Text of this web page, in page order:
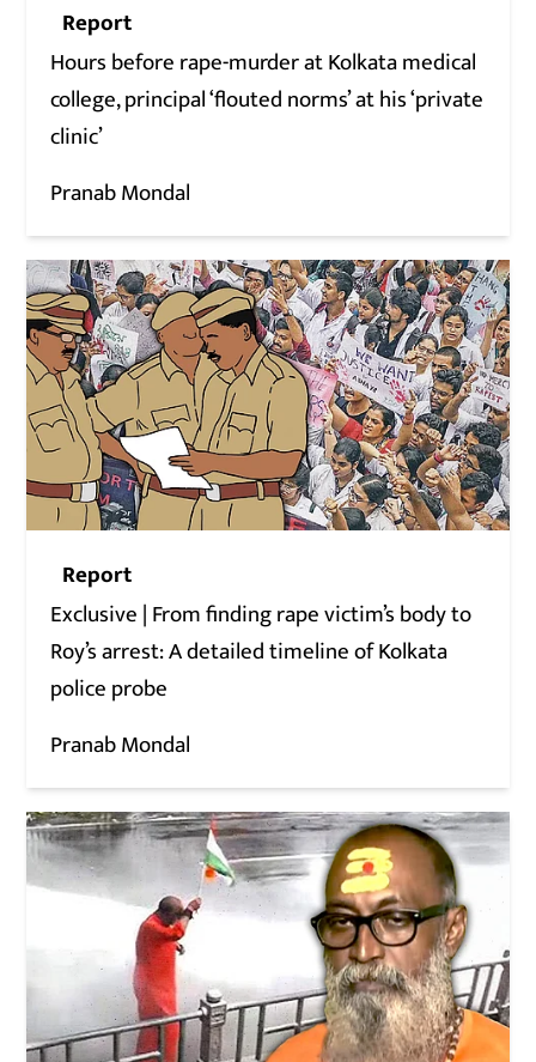
Report
Hours before rape-murder at Kolkata medical
college, principal ‘flouted norms’ at his ‘private
clinic’
Pranab Mondal
Report
Exclusive | From finding rape victim’s body to
Roy’s arrest: A detailed timeline of Kolkata
police probe
Pranab Mondal